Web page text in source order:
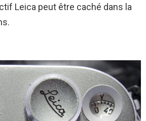
Leica peut être caché dans la